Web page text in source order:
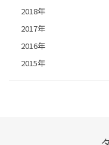
2018年
2017年
2016年
2015年